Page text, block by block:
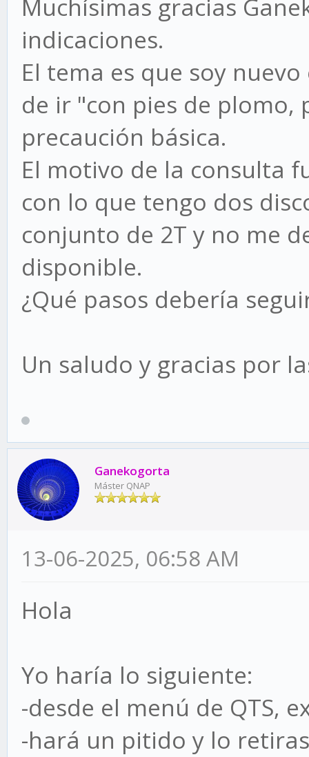
Muchísimas gracias
indicaciones.
El tema es que soy
de ir "con pies de plomo,
precaución básica.
El motivo de la consulta
con lo que tengo dos
conjunto de 2T y no me
disponible.
¿Qué pasos debería
Un saludo y gracias por
Ganekogorta
Máster QNAP
13-06-2025, 06:58 AM
Hola
Yo haría lo siguiente:
-desde el menú de QTS,
-hará un pitido y lo